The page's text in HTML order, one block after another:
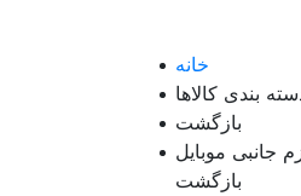
خانه
بندی کالاها
بازگشت
جانبی موبایل
بازگشت